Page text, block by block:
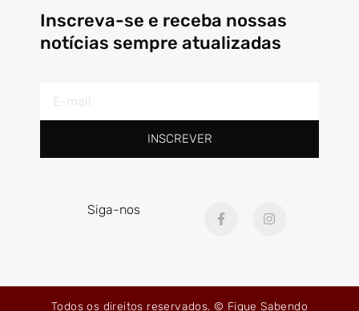
Inscreva-se e receba nossas
notícias sempre atualizadas
mail
INSCREVER
Siga-nos
a
o
n
r
Todos os direitos reservados. © Fique Sabendo